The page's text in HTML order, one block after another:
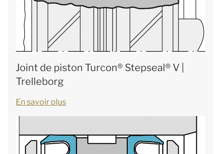
Joint de piston Turcon® Stepseal® V |
Trelleborg
En savoir plus